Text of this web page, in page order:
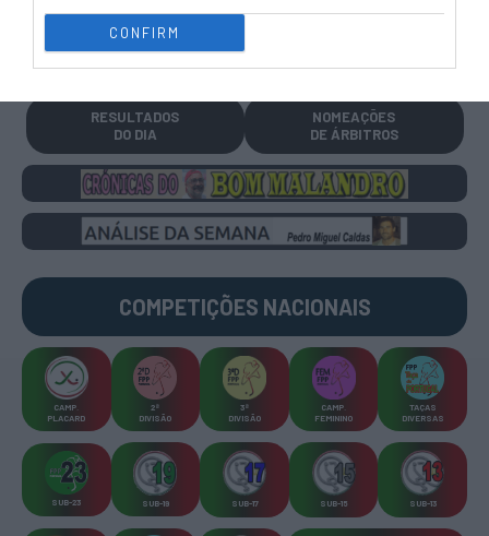
CONFIRM
ÚLTIMOS
RESULTADOS
JOGOS
RESULTADOS
DO DIA
NOMEAÇÕES
DE ÁRBITROS
COMPETIÇÕES NACIONAIS
CAMP
PLACARD
2ª
DIVISÃO
3ª
DIVISÃO
CAMP
FEMININO
TAÇAS
DIVERSAS
SUB-23 SUB-19 SUB-17 SUB-15 SUB-13